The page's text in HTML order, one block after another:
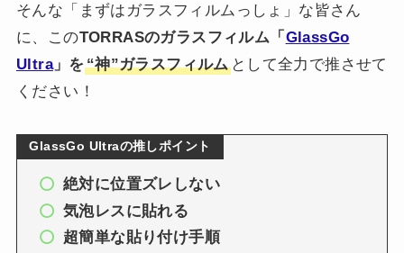
そんな「まずはガラスフィルムっしょ」な皆さん
に、このTORRASのガラスフィルム「 GlassGo
Ultra」を“神”ガラスフィルムとして全力で推させて
ください！
GlassGo Ultraの推しポイント
絶対に位置ズレしない
気泡レスに貼れる
超簡単な貼り付け手順